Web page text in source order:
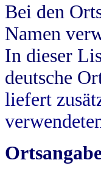
Bei den
Namen
In dieser
deutsche
liefert